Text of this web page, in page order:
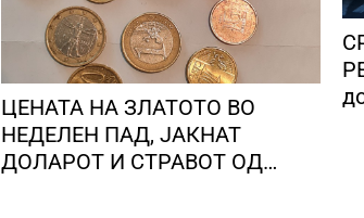
ЦЕНАТА НА ЗЛАТОТО ВО
НЕДЕЛЕН ПАД, ЈАКНАТ
ДОЛАРОТ И СТРАВОТ ОД